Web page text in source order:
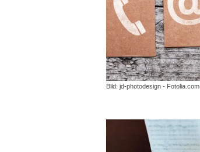
Bild: jd-photodesign - Fotolia.com